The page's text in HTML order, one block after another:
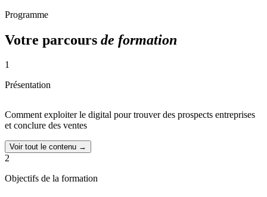
Programme
Votre parcours de formation
1
Présentation
Comment exploiter le digital pour trouver des prospects entreprises
et conclure des ventes
Voir tout le contenu →
2
Objectifs de la formation